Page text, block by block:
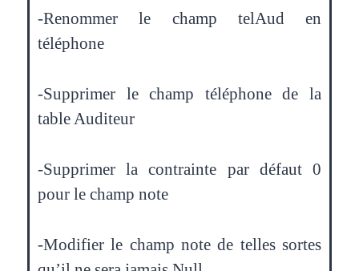
-Renommer le champ telAud en
téléphone
-Supprimer le champ téléphone de la
table Auditeur
-Supprimer la contrainte par défaut 0
pour le champ note
-Modifier le champ note de telles sortes